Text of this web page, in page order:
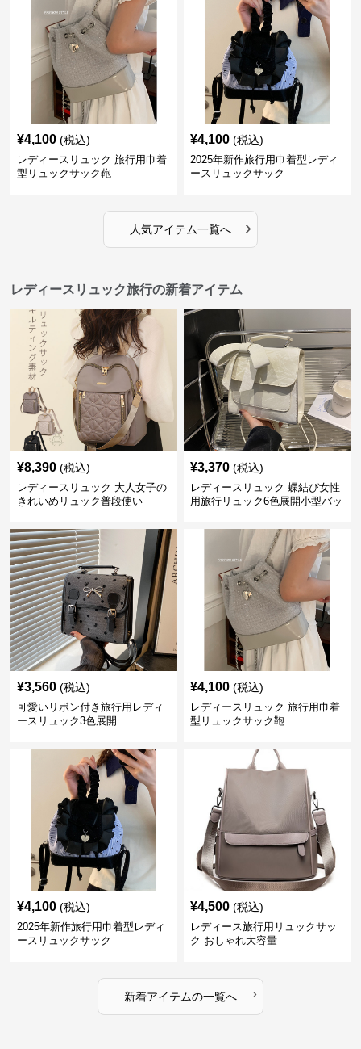
¥4,100 (税込)
レディースリュック 旅行用巾着
型リュックサック鞄
¥4,100 (税込)
2025年新作旅行用巾着型レディ
ースリュックサック
人気アイテム一覧へ ›
レディースリュック旅行の新着アイテム
¥8,390 (税込)
レディースリュック 大人女子の
きれいめリュック普段使い
¥3,370 (税込)
レディースリュック 蝶結び女性
用旅行リュック6色展開小型バッ
¥3,560 (税込)
可愛いリボン付き旅行用レディ
ースリュック3色展開
¥4,100 (税込)
レディースリュック 旅行用巾着
型リュックサック鞄
¥4,100 (税込)
2025年新作旅行用巾着型レディ
ースリュックサック
¥4,500 (税込)
レディース旅行用リュックサッ
ク おしゃれ大容量
新着アイテムの一覧へ ›